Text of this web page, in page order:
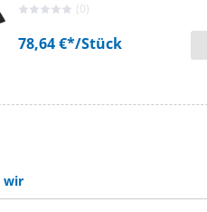
(0)
78,64 €*/Stück
wir